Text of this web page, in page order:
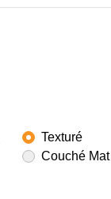
Texturé
Couché Mat